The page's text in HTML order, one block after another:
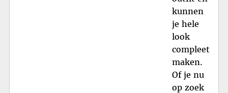
kunnen
je hele
look
compleet
maken.
Of je nu
op zoek